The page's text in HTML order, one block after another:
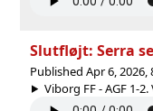
Slutfløjt: Serra
Published Apr 6, 2026,
Viborg FF - AGF 1-